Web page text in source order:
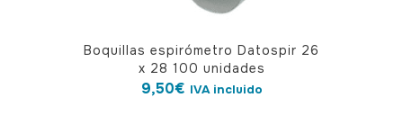
Boquillas espirómetro Datospir 26
x 28 100 unidades
9,50€ IVA incluido